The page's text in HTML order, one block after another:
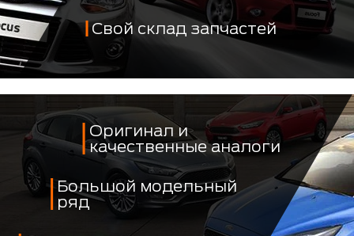
Свой склад запчастей
Оригинал и
качественные аналоги
Большой модельный
ряд